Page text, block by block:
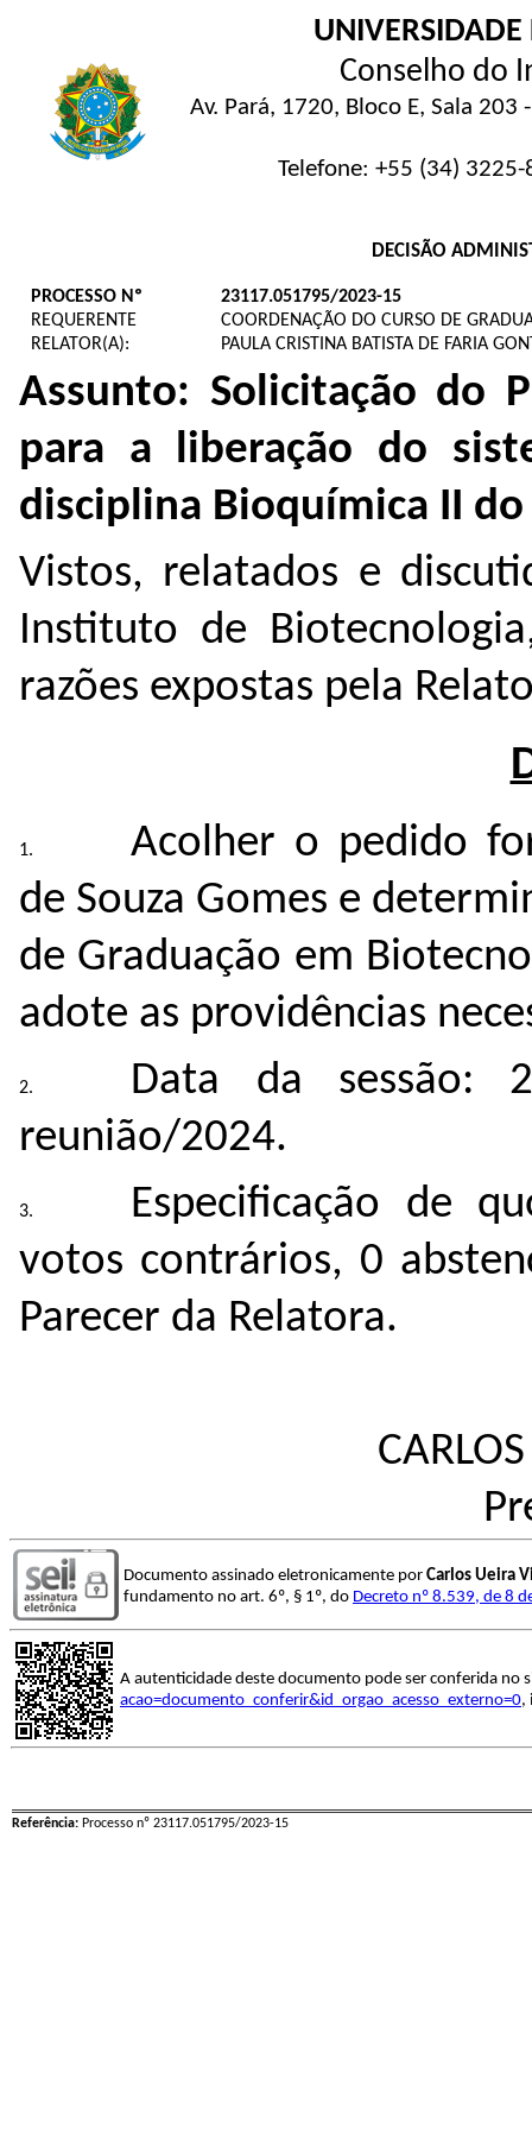
Conselho do
Av. Pará, 1720, Bloco E, Sala
Telefone: +55 (34)
DECISÃO
PROCESSO Nº
23117.051795/2023-15
REQUERENTE
COORDENAÇÃO DO CURSO DE
RELATOR(A):
PAULA CRISTINA BATISTA DE FARIA
Assunto: Solicitação do
para a liberação do
disciplina Bioquímica II
Vistos, relatados e
Instituto de
razões expostas pela
Acolher o pedido
de Souza Gomes e
de Graduação em
adote as providências
Data da sessão:
reunião/2024.
Especificação de
votos contrários, 0
Parecer da Relatora.
Documento assinado eletronicamente por Carlos Ueira
fundamento no art. 6º, § 1º, do Decreto nº 8.539, de 8
A autenticidade deste documento pode ser conferida no
acao=documento_conferir&id_orgao_acesso_externo=0,
Referência: Processo nº 23117.051795/2023-15